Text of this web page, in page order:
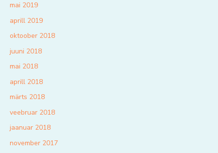
mai 2019
aprill 2019
oktoober 2018
juuni 2018
mai 2018
aprill 2018
märts 2018
veebruar 2018
jaanuar 2018
november 2017